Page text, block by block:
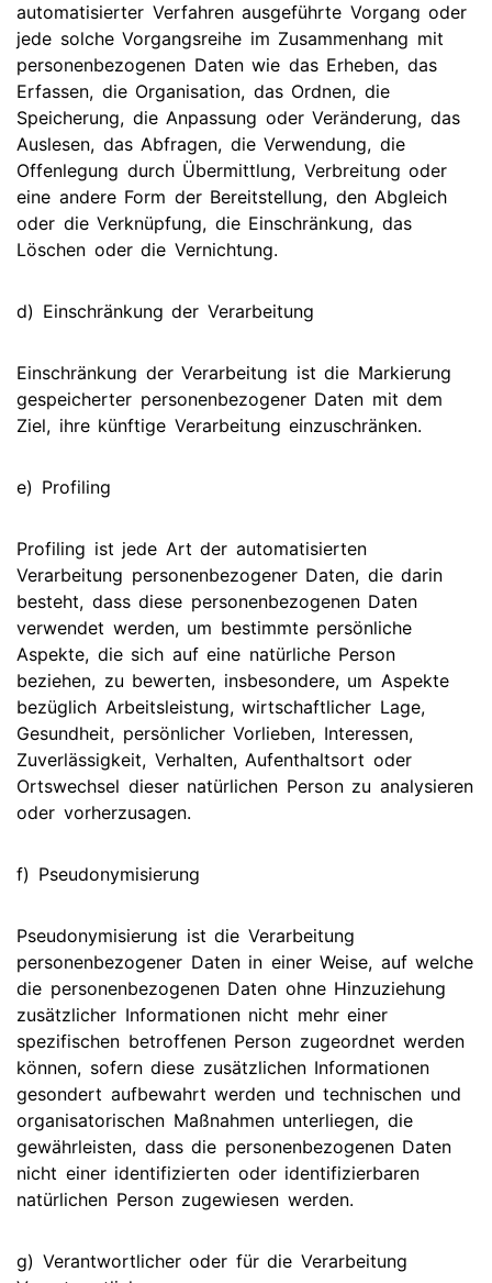
automatisierter Verfahren ausgeführte Vorgang oder
jede solche Vorgangsreihe im Zusammenhang mit
personenbezogenen Daten wie das Erheben, das
Erfassen, die Organisation, das Ordnen, die
Speicherung, die Anpassung oder Veränderung, das
Auslesen, das Abfragen, die Verwendung, die
Offenlegung durch Übermittlung, Verbreitung oder
eine andere Form der Bereitstellung, den Abgleich
oder die Verknüpfung, die Einschränkung, das
Löschen oder die Vernichtung.
d) Einschränkung der Verarbeitung
Einschränkung der Verarbeitung ist die Markierung
gespeicherter personenbezogener Daten mit dem
Ziel, ihre künftige Verarbeitung einzuschränken.
e) Profiling
Profiling ist jede Art der automatisierten
Verarbeitung personenbezogener Daten, die darin
besteht, dass diese personenbezogenen Daten
verwendet werden, um bestimmte persönliche
Aspekte, die sich auf eine natürliche Person
beziehen, zu bewerten, insbesondere, um Aspekte
bezüglich Arbeitsleistung, wirtschaftlicher Lage,
Gesundheit, persönlicher Vorlieben, Interessen,
Zuverlässigkeit, Verhalten, Aufenthaltsort oder
Ortswechsel dieser natürlichen Person zu analysieren
oder vorherzusagen.
f) Pseudonymisierung
Pseudonymisierung ist die Verarbeitung
personenbezogener Daten in einer Weise, auf welche
die personenbezogenen Daten ohne Hinzuziehung
zusätzlicher Informationen nicht mehr einer
spezifischen betroffenen Person zugeordnet werden
können, sofern diese zusätzlichen Informationen
gesondert aufbewahrt werden und technischen und
organisatorischen Maßnahmen unterliegen, die
gewährleisten, dass die personenbezogenen Daten
nicht einer identifizierten oder identifizierbaren
natürlichen Person zugewiesen werden.
g) Verantwortlicher oder für die Verarbeitung